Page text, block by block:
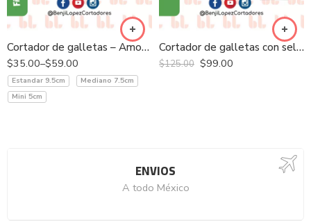
Cortador de galletas – AmongUs Mexicano
$35.00–$59.00
Estandar 9.5cm
Mediano 7.5cm
Mini 5cm
Cortador de galletas con sello – Trajinera
$125.00 $99.00
ENVIOS
A todo México